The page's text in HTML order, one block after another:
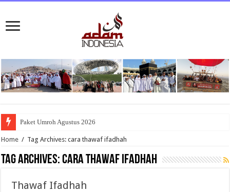
Paket Umroh Agustus 2026
Home / Tag Archives: cara thawaf ifadhah
Tag Archives:cara thawaf ifadhah
Thawaf Ifadhah